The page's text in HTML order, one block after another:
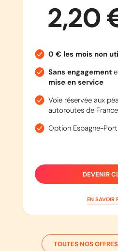
2,20
0 € les mois non
Sans engagement
mise en service
Voie réservée aux
autoroutes de France
Option Espagne-
DEVENIR
EN SAVOIR
TOUTES NOS